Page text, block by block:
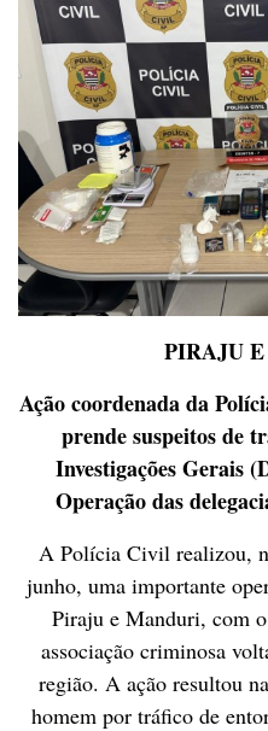
PIRAJU
Ação coordenada da
prende suspeitos de
Investigações Gerais
Operação das
A Polícia Civil realizou,
junho, uma importante
Piraju e Manduri, com
associação criminosa
região. A ação resultou
homem por tráfico de